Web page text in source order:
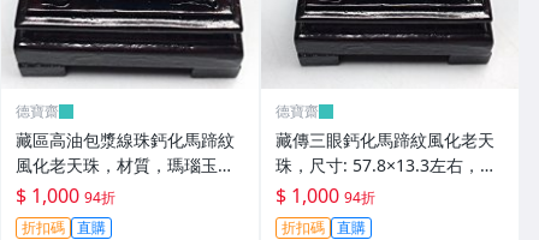
德寶齋
藏區高油包漿線珠鈣化馬蹄紋
風化老天珠，材質，瑪瑙玉
髓，尺寸：49.4×13左 天珠 瑪
瑙 硃砂【德寶齋】408
$ 1,000 94折
折扣碼 直購
德寶齋
藏傳三眼鈣化馬蹄紋風化老天
珠，尺寸: 57.8×13.3左右，材
質：瑪瑙，玉髓， 天珠 瑪瑙
硃砂【德寶齋】407
$ 1,000 94折
折扣碼 直購